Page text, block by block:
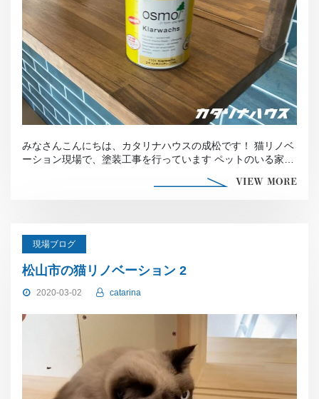
みなさんこんにちは、カタリナハウスの成松です！ 猫リノベ
ーション現場で、塗装工事を行っています ペットのいる家で
VIEW MORE
現場ブログ
松山市の猫リノベーション 2
2020-03-02 catarina